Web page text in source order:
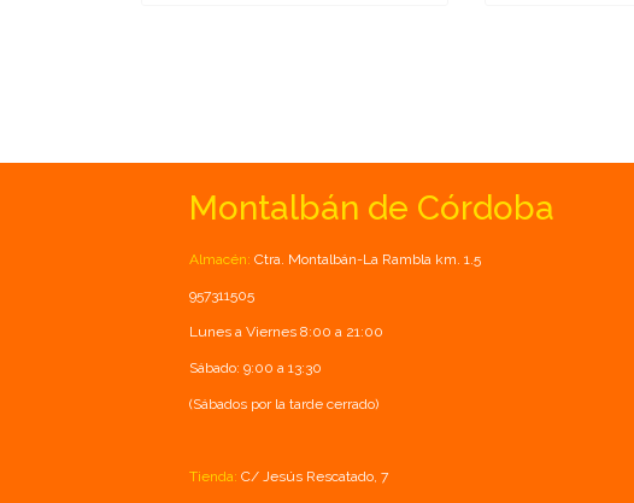
Montalbán de Córdoba
Almacén: Ctra. Montalbán-La Rambla km. 1.5
957311505
Lunes a Viernes 8:00 a 21:00
Sábado: 9:00 a 13:30
(Sábados por la tarde cerrado)
Tienda: C/ Jesús Rescatado, 7